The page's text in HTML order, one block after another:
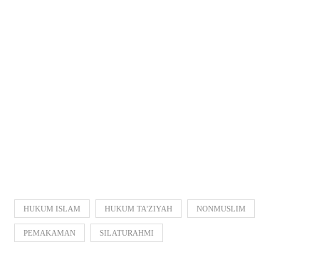
HUKUM ISLAM HUKUM TA'ZIYAH NONMUSLIM
PEMAKAMAN SILATURAHMI